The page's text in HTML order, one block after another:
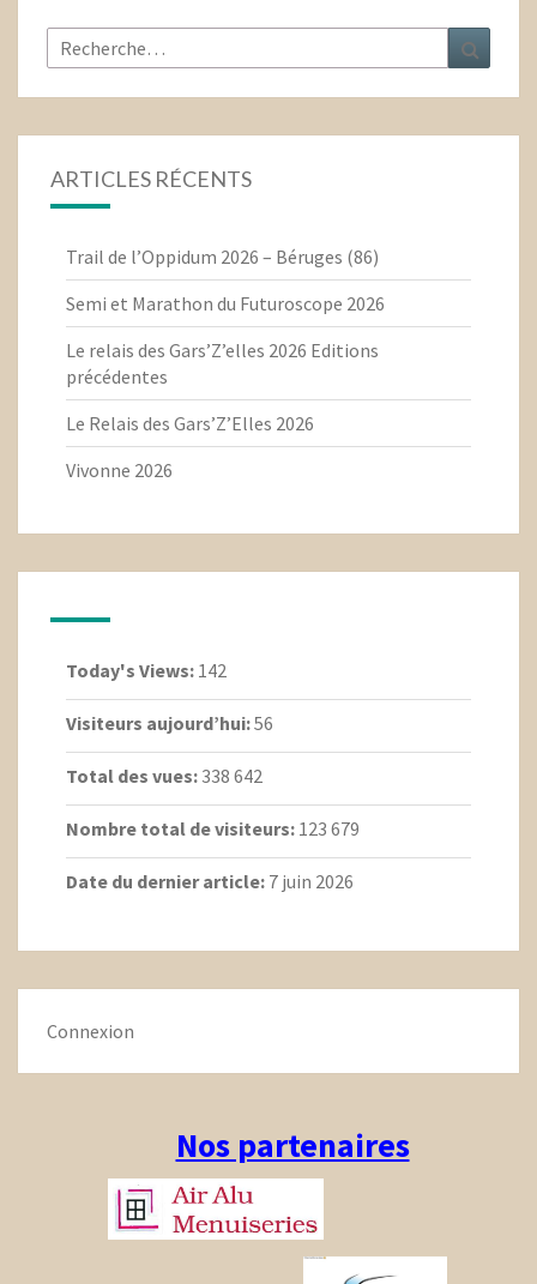
Rechercher :
ARTICLES RÉCENTS
Trail de l’Oppidum 2026 – Béruges (86)
Semi et Marathon du Futuroscope 2026
Le relais des Gars’Z’elles 2026 Editions
précédentes
Le Relais des Gars’Z’Elles 2026
Vivonne 2026
Today's Views: 142
Visiteurs aujourd’hui:56
Total des vues: 338 642
Nombre total de visiteurs: 123 679
Date du dernier article: 7 juin 2026
Connexion
Nos partenaires